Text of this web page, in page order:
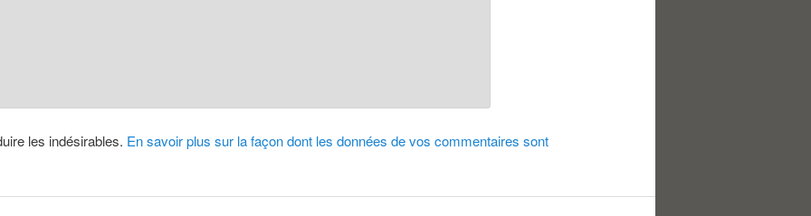
les indésirables. En savoir plus sur la façon dont les données de vos commentaires sont